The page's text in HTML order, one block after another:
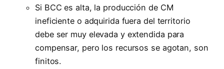
Si BCC es alta, la producción de CM
ineficiente o adquirida fuera del territorio
debe ser muy elevada y extendida para
compensar, pero los recursos se agotan, son
finitos.